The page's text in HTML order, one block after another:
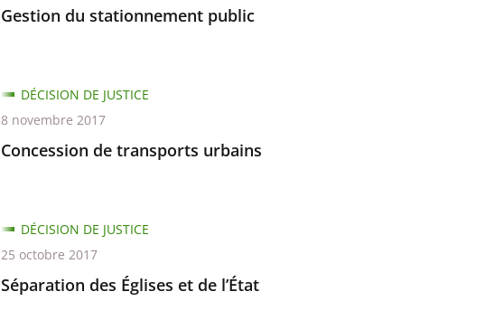
Gestion du stationnement public
Concession de transports urbains
DÉCISION DE JUSTICE
8 novembre 2017
Séparation des Églises et de l’État
DÉCISION DE JUSTICE
25 octobre 2017